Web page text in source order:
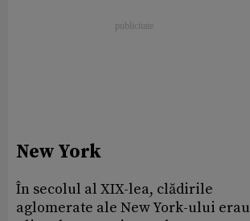
New York
În secolul al XIX-lea, clădirile
aglomerate ale New York-ului erau